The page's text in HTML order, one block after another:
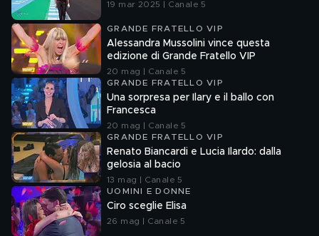
19 mar 2025 | Canale 5
GRANDE FRATELLO VIP
Alessandra Mussolini vince questa
edizione di Grande Fratello VIP
20 mag | Canale 5
GRANDE FRATELLO VIP
Una sorpresa per Ilary e il ballo con
Francesca
20 mag | Canale 5
GRANDE FRATELLO VIP
Renato Biancardi e Lucia Ilardo: dalla
gelosia al bacio
13 mag | Canale 5
UOMINI E DONNE
Ciro sceglie Elisa
26 mag | Canale 5